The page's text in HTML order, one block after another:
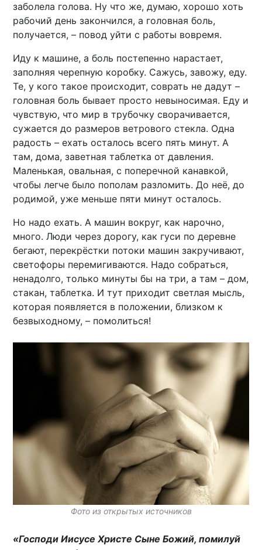
заболела голова. Ну что же, думаю, хорошо хоть
рабочий день закончился, а головная боль,
получается, – повод уйти с работы вовремя.
Иду к машине, а боль постепенно нарастает,
заполняя черепную коробку. Сажусь, завожу, еду.
Те, у кого такое происходит, соврать не дадут –
головная боль бывает просто невыносимая. Еду и
чувствую, что мир в трубочку сворачивается,
сужается до размеров ветрового стекла. Одна
радость – ехать осталось всего пять минут. А
там, дома, заветная таблетка от давления.
Маленькая, овальная, с поперечной канавкой,
чтобы легче было пополам разломить. До неё, до
родимой, уже меньше пяти минут осталось.
Но надо ехать. А машин вокруг, как нарочно,
много. Люди через дорогу, как гуси по деревне
бегают, перекрёстки потоки машин закручивают,
светофоры перемигиваются. Надо собраться,
ненадолго, только минуты бы на три, а там – дом,
стакан, таблетка. И тут приходит светлая мысль,
которая появляется в положении, близком к
безвыходному, – помолиться!
Фото из открытых источников
«Господи Иисусе Христе Сыне Божий, помилуй